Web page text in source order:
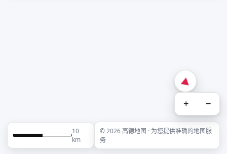
+ −
10
km
© 2026 高德地图 · 为您提供准确的地图服
务